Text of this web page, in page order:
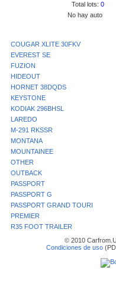
Total lots: 0
No hay auto
COUGAR XLITE 30FKV
EVEREST SE
FUZION
HIDEOUT
HORNET 38DQDS
KEYSTONE
KODIAK 296BHSL
LAREDO
M-291 RKSSR
MONTANA
MOUNTAINEE
OTHER
OUTBACK
PASSPORT
PASSPORT G
PASSPORT GRAND TOURI
PREMIER
R35 FOOT TRAILER
© 2010
Condiciones de uso